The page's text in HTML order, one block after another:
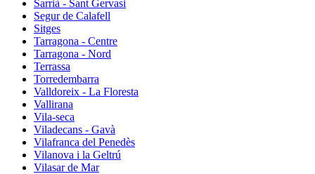
Sarrià - Sant Gervasi
Segur de Calafell
Sitges
Tarragona - Centre
Tarragona - Nord
Terrassa
Torredembarra
Valldoreix - La Floresta
Vallirana
Vila-seca
Viladecans - Gavà
Vilafranca del Penedès
Vilanova i la Geltrú
Vilasar de Mar